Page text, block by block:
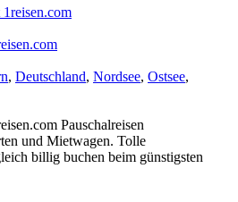
, Deutschland, Nordsee, Ostsee,
Pauschalreisen
und Mietwagen. Tolle
billig buchen beim günstigsten